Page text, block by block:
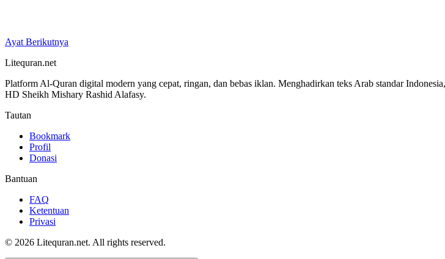
Ayat Berikutnya
Litequran.net
Platform Al-Quran digital modern yang cepat, ringan, dan bebas iklan. Menghadirkan teks Arab standar
HD Sheikh Mishary Rashid Alafasy.
Tautan
Bookmark
Profil
Donasi
Bantuan
FAQ
Ketentuan
Privasi
© 2026 Litequran.net. All rights reserved.